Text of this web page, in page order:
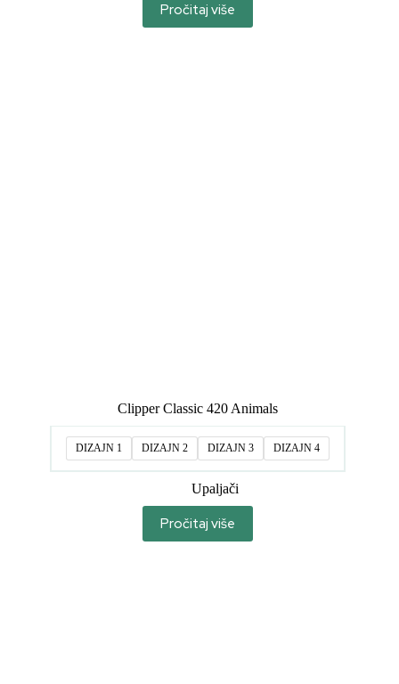
Pročitaj više
Clipper Classic 420 Animals
DIZAJN 1 DIZAJN 2 DIZAJN 3 DIZAJN 4
Upaljači
Pročitaj više